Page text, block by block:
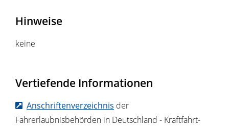
Hinweise
keine
Vertiefende Informationen
Anschriftenverzeichnis der
Fahrerlaubnisbehörden in Deutschland - Kraftfahrt-